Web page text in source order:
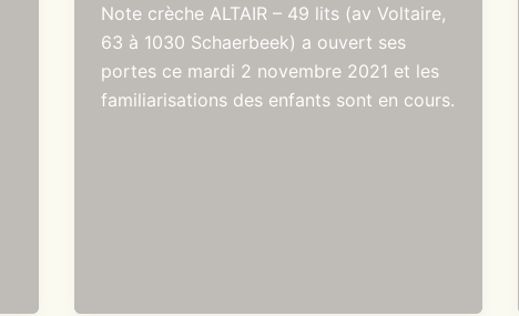
Note crèche ALTAIR – 49 lits (av Voltaire,
63 à 1030 Schaerbeek) a ouvert ses
portes ce mardi 2 novembre 2021 et les
familiarisations des enfants sont en cours.